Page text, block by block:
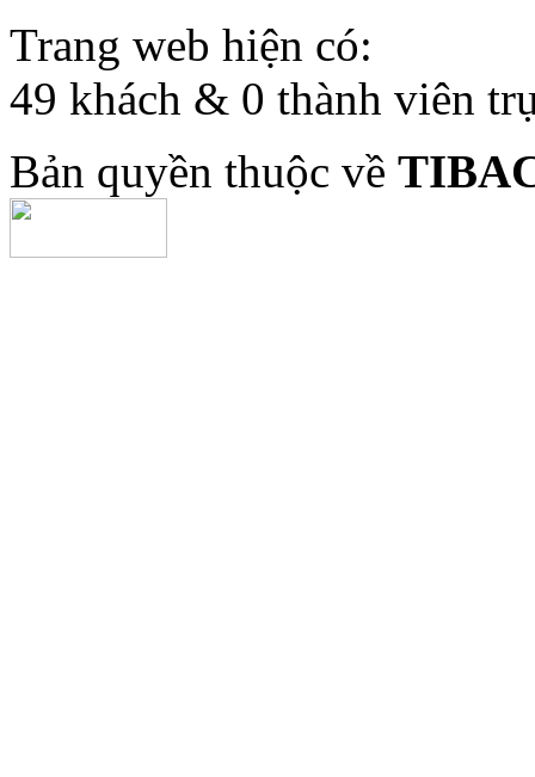
Trang web hiện có:
49 khách & 0 thành viên
Bản quyền thuộc về